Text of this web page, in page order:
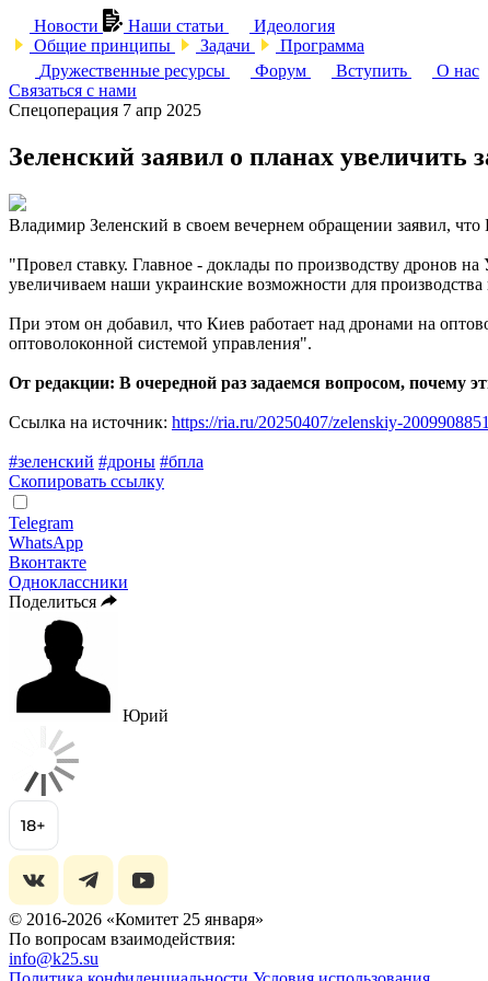
Новости Наши статьи
Идеология
Общие принципы
Задачи
Программа
Дружественные ресурсы
Форум Вступить
О нас
Связаться с нами
Спецоперация 7 апр 2025
Зеленский заявил о планах увеличить
Владимир Зеленский в своем вечернем обращении заявил,
"Провел ставку. Главное - доклады по производству дронов
увеличиваем наши украинские возможности для
При этом он добавил, что Киев работает над дронами на
оптоволоконной системой управления".
От редакции: В очередной раз задаемся вопросом, почему
Ссылка на источник: https://ria.ru/20250407/zelenskiy-
#зеленский #дроны #бпла
Скопировать ссылку
Telegram
WhatsApp
Вконтакте
Одноклассники
Поделиться
Юрий
© 2016-2026 «Комитет 25 января»
По вопросам взаимодействия:
info@k25.su